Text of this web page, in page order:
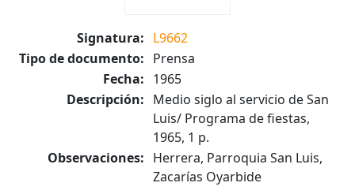
Signatura: L9662
Tipo de documento: Prensa
Fecha: 1965
Descripción: Medio siglo al servicio de San
Luis/ Programa de fiestas,
1965, 1 p.
Observaciones: Herrera, Parroquia San Luis,
Zacarías Oyarbide